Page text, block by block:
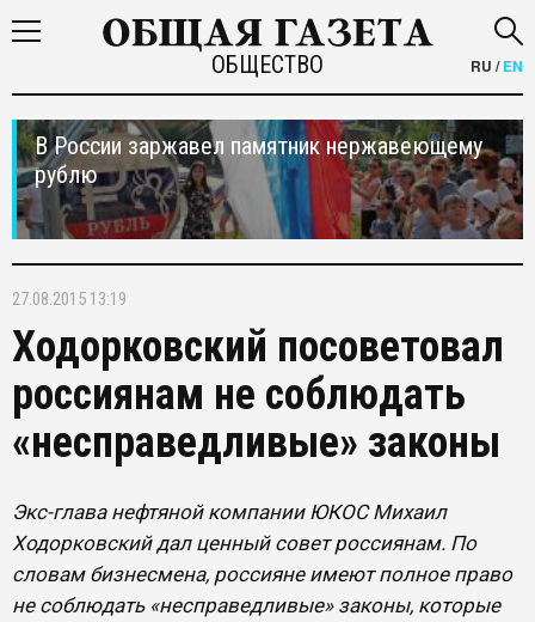
ОБЩЕСТВО RU /EN
В России заржавел памятник нержавеющему
рублю
27.08.2015 13:19
Ходорковский посоветовал
россиянам не соблюдать
«несправедливые» законы
Экс-глава нефтяной компании ЮКОС Михаил
Ходорковский дал ценный совет россиянам. По
словам бизнесмена, россияне имеют полное право
не соблюдать «несправедливые» законы, которые